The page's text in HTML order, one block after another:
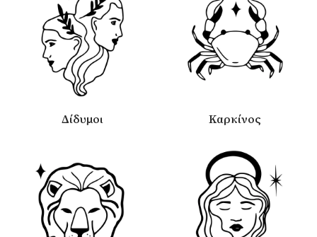
Δίδυμοι Καρκίνος